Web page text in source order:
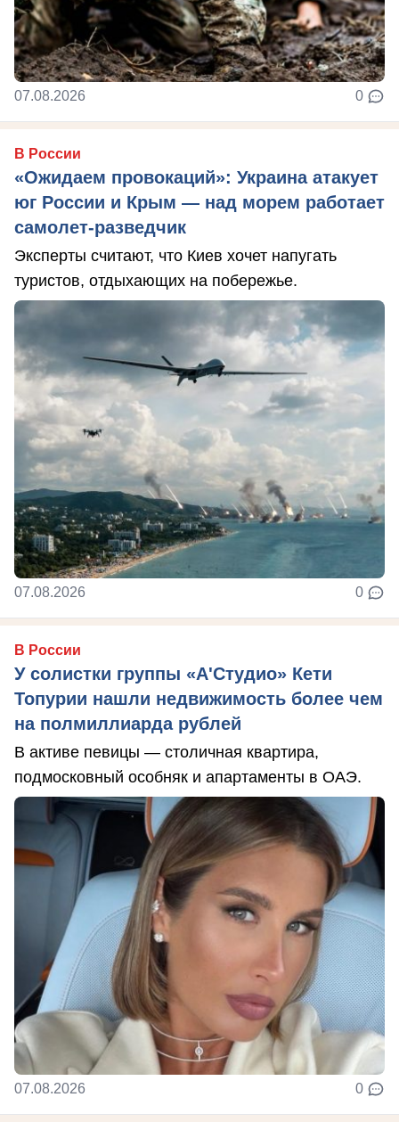
07.08.2026 0
В России
«Ожидаем провокаций»: Украина атакует
юг России и Крым — над морем работает
самолет-разведчик
Эксперты считают, что Киев хочет напугать
туристов, отдыхающих на побережье.
07.08.2026 0
В России
У солистки группы «А'Студио» Кети
Топурии нашли недвижимость более чем
на полмиллиарда рублей
В активе певицы — столичная квартира,
подмосковный особняк и апартаменты в ОАЭ.
07.08.2026 0